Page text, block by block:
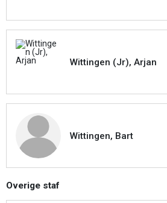
Wittingen (Jr), Arjan
Wittingen, Bart
Overige staf